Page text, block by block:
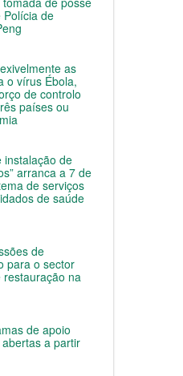
Polícia de
as
o vírus Ébola,
de controlo
países ou
instalação de
arranca a 7 de
de serviços
de saúde
de
para o sector
na
de apoio
a partir